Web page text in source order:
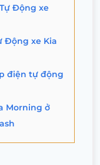
Động xe
Động xe Kia
điện tự động
Morning ở